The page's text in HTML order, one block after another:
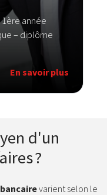
année
– diplôme
En savoir plus
d'un
?
varient selon le